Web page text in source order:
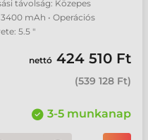
távolság: Közepes
mAh • Operációs
5.5 "
nettó 424 510 Ft
(539 128 Ft)
3-5 munkanap